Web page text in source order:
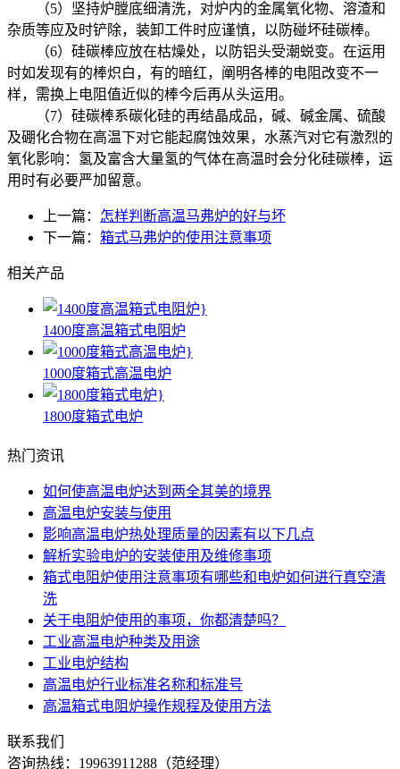
（5）坚持炉膛底细清洗，对炉内的金属氧化物、溶渣和
杂质等应及时铲除，装卸工件时应谨慎，以防碰坏硅碳棒。
（6）硅碳棒应放在枯燥处，以防铝头受潮蜕变。在运用
时如发现有的棒炽白，有的暗红，阐明各棒的电阻改变不一
样，需换上电阻值近似的棒今后再从头运用。
（7）硅碳棒系碳化硅的再结晶成品，碱、碱金属、硫酸
及硼化合物在高温下对它能起腐蚀效果，水蒸汽对它有激烈的
氧化影响：氢及富含大量氢的气体在高温时会分化硅碳棒，运
用时有必要严加留意。
上一篇： 怎样判断高温马弗炉的好与坏
下一篇： 箱式马弗炉的使用注意事项
相关产品
1400度高温箱式电阻炉
1000度箱式高温电炉
1800度箱式电炉
热门资讯
如何使高温电炉达到两全其美的境界
高温电炉安装与使用
影响高温电炉热处理质量的因素有以下几点
解析实验电炉的安装使用及维修事项
箱式电阻炉使用注意事项有哪些和电炉如何进行真空清
洗
关于电阻炉使用的事项，你都清楚吗？
工业高温电炉种类及用途
工业电炉结构
高温电炉行业标准名称和标准号
高温箱式电阻炉操作规程及使用方法
联系我们
咨询热线： 19963911288 （范经理）